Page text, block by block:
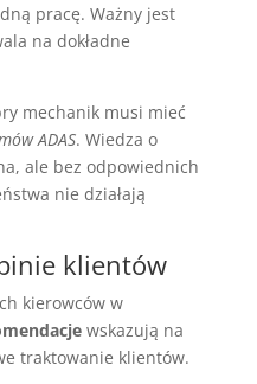
pracę. Ważny jest
na dokładne
mechanik musi mieć
ADAS. Wiedza o
ale bez odpowiednich
nie działają
klientów
kierowców w
wskazują na
traktowanie klientów.